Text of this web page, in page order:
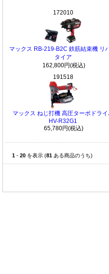
172010
マックス RB-219-B2C 鉄筋結束機 リ
タイア
162,800円(税込)
191518
マックス ねじ打機 高圧ターボドライ
HV-R32G1
65,780円(税込)
1 - 20 を表示 (81 ある商品のうち)